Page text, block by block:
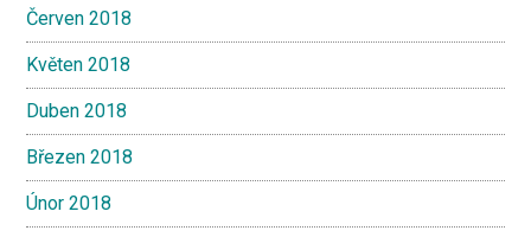
Červen 2018
Květen 2018
Duben 2018
Březen 2018
Únor 2018